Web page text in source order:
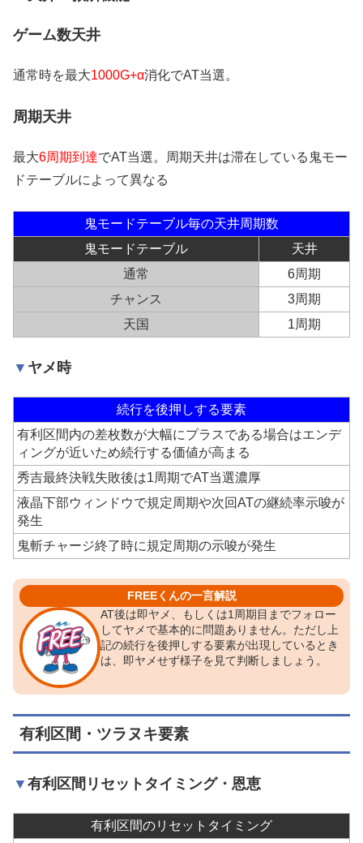
ゲーム数天井
通常時を最大1000G+α消化でAT当選。
周期天井
最大6周期到達でAT当選。周期天井は滞在している鬼モー
ドテーブルによって異なる
鬼モードテーブル毎の天井周期数
鬼モードテーブル
天井
通常
6周期
チャンス
3周期
天国
1周期
ヤメ時
続行を後押しする要素
有利区間内の差枚数が大幅にプラスである場合はエンデ
ィングが近いため続行する価値が高まる
秀吉最終決戦失敗後は1周期でAT当選濃厚
液晶下部ウィンドウで規定周期や次回ATの継続率示唆が
発生
鬼斬チャージ終了時に規定周期の示唆が発生
FREEくんの一言解説
AT後は即ヤメ、もしくは1周期目までフォロー
してヤメで基本的に問題ありません。ただし上
記の続行を後押しする要素が出現しているとき
は、即ヤメせず様子を見て判断しましょう。
有利区間・ツラヌキ要素
有利区間リセットタイミング・恩恵
有利区間のリセットタイミング